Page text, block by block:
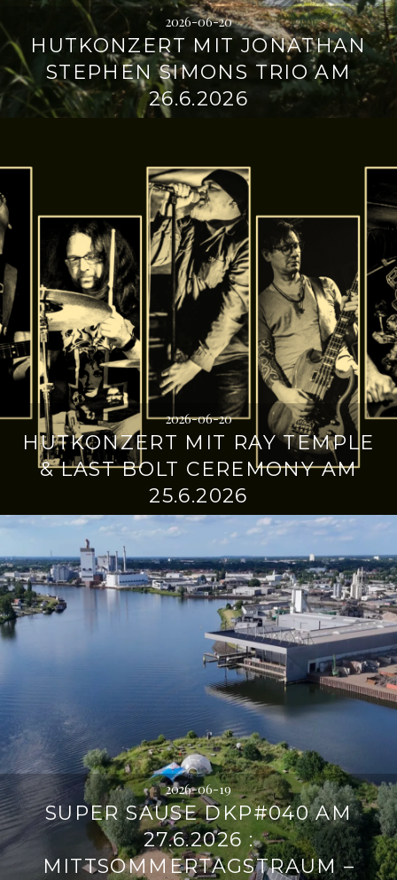
2026-06-20
HUTKONZERT MIT JONATHAN
STEPHEN SIMONS TRIO AM
26.6.2026
2026-06-20
HUTKONZERT MIT RAY TEMPLE
& LAST BOLT CEREMONY AM
25.6.2026
2026-06-19
SUPER SAUSE DKP#040 AM
27.6.2026 :
MITTSOMMERTAGSTRAUM –